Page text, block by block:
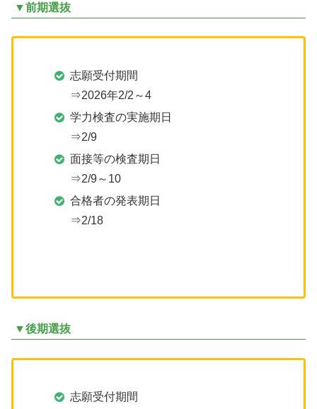
▼前期選抜
志願受付期間
⇒2026年2/2～4
学力検査の実施期日
⇒2/9
面接等の検査期日
⇒2/9～10
合格者の発表期日
⇒2/18
▼後期選抜
志願受付期間